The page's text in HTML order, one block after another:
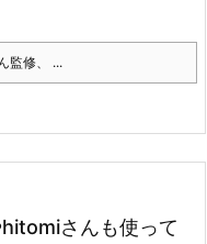
監修、 ...
さんも使って